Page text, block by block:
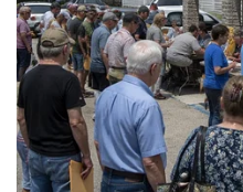
Pháp luật
Vụ án
Tin nóng